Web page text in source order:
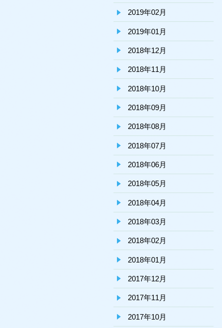
2019年02月
2019年01月
2018年12月
2018年11月
2018年10月
2018年09月
2018年08月
2018年07月
2018年06月
2018年05月
2018年04月
2018年03月
2018年02月
2018年01月
2017年12月
2017年11月
2017年10月